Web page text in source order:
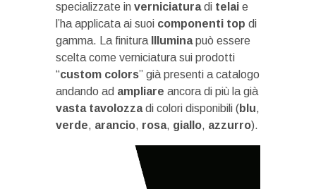
specializzate in verniciaturadi telai e
l’ha applicata ai suoi componenti top di
gamma. La finitura
Illuminapuò essere
scelta come verniciatura sui prodotti
“custom colors” già presenti a catalogo
andando ad ampliare ancora di più la già
vasta tavolozzadi colori disponibili (blu,
verde, arancio, rosa, giallo, azzurro).